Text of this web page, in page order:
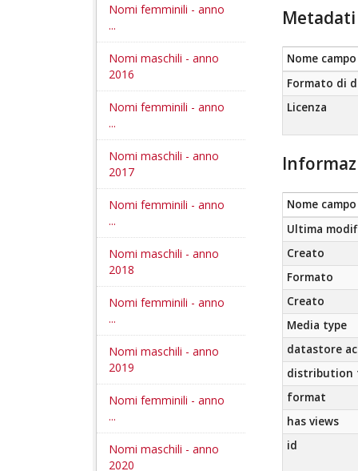
Nomi femminili - anno
...
Nomi maschili - anno
2016
Nomi femminili - anno
...
Nomi maschili - anno
2017
Nomi femminili - anno
...
Nomi maschili - anno
2018
Nomi femminili - anno
...
Nomi maschili - anno
2019
Nomi femminili - anno
...
Nomi maschili - anno
2020
Nome campo
Formato di
Licenza
Nome campo
Ultima
Creato
Formato
Creato
Media type
datastore
distribution
format
has views
id